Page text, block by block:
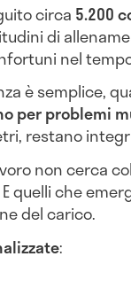
circa 5.200
di
nel
è semplice,
per problemi
restano
non cerca
E quelli che
del carico.
: